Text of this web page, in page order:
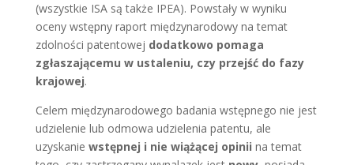
(wszystkie ISA są także IPEA). Powstały w wyniku
oceny wstępny raport międzynarodowy na temat
zdolności patentowej dodatkowo pomaga
zgłaszającemu w ustaleniu, czy przejść do fazy
krajowej.
Celem międzynarodowego badania wstępnego nie jest
udzielenie lub odmowa udzielenia patentu, ale
uzyskanie wstępnej i nie wiążącej opinii na temat